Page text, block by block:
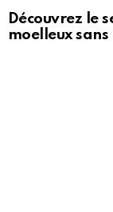
Découvrez le
moelleux